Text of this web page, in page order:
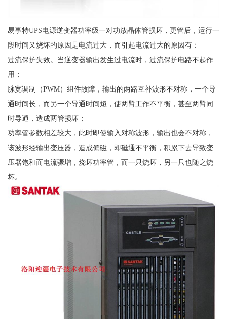
易事特UPS电源逆变器功率级一对功放晶体管损坏，更管后，运行一
段时间又烧坏的原因是电流过大，而引起电流过大的原因有：
过流保护失效。当逆变器输出发生过电流时，过流保护电路不起作
用；
脉宽调制（PWM）组件故障，输出的两路互补波形不对称，一个导
通时间长，而另一个导通时间短，使两臂工作不平衡，甚至两臂同
时导通，造成两管损坏；
功率管参数相差较大，此时即使输入对称波形，输出也会不对称，
该波形经输出变压器，造成偏磁，即磁通不平衡，积累下去导致变
压器饱和而电流骤增，烧坏功率管，而一只烧坏，另一只也随之烧
坏。